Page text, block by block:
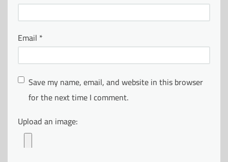
Email *
Save my name, email, and website in this browser
for the next time I comment.
Upload an image: